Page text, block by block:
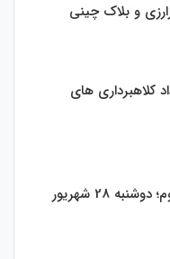
و بلاک چینی
کلاهبرداری های
28 شهریور